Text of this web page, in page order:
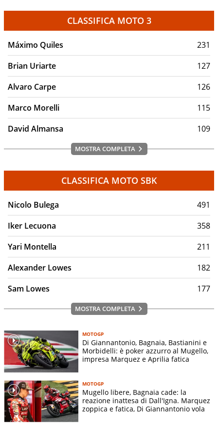
CLASSIFICA MOTO 3
Máximo Quiles
231
Brian Uriarte
127
Alvaro Carpe
126
Marco Morelli
115
David Almansa
109
MOSTRA COMPLETA
CLASSIFICA MOTO SBK
Nicolo Bulega
491
Iker Lecuona
358
Yari Montella
211
Alexander Lowes
182
Sam Lowes
177
MOSTRA COMPLETA
MOTOGP
Di Giannantonio, Bagnaia, Bastianini e
Morbidelli: è poker azzurro al Mugello,
impresa Marquez e Aprilia fatica
MOTOGP
Mugello libere, Bagnaia cade: la
reazione inattesa di Dall'Igna. Marquez
zoppica e fatica, Di Giannantonio vola